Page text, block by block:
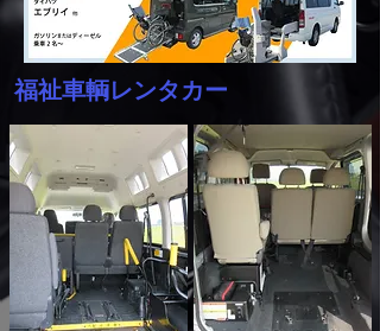
福祉車輌レンタカー